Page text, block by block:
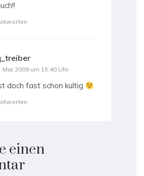
Mai 2009 um 15:40 Uhr
doch fast schon kultig
einen